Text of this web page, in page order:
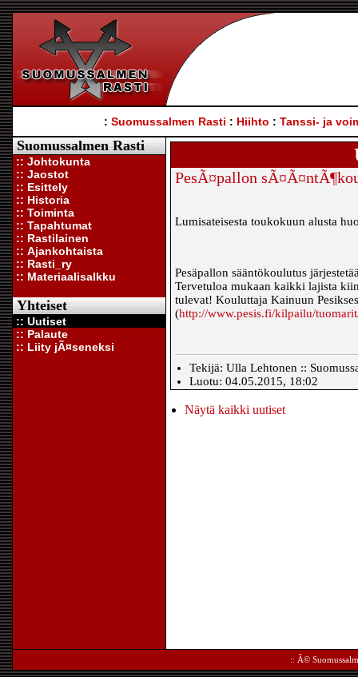
: Suomussalmen Rasti : Hiihto : Tanssi- ja
Suomussalmen Rasti
:: Johtokunta
:: Jaostot
:: Esittely
:: Historia
:: Toiminta
:: Tapahtumat
:: Rastilainen
:: Ajankohtaista
:: Rasti_ry
:: Materiaalisalkku
Yhteiset
:: Uutiset
:: Palaute
:: Liity jÃ¤seneksi
PesÃ¤pallon
Lumisateisesta toukokuun alusta
Pesäpallon sääntökoulutus
Tervetuloa mukaan kaikki lajista
tulevat! Kouluttaja Kainuun
(http://www.pesis.fi/kilpailu/
Tekijä: Ulla Lehtonen ::
Luotu: 04.05.2015, 18:02
Näytä kaikki uutiset
:: Â©